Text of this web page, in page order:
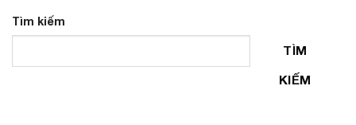
Tìm kiếm
TÌM
KIẾM